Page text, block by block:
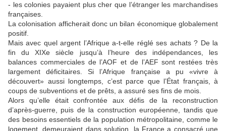
- les colonies payaient plus cher que l’étranger les marchandises
françaises.
La colonisation afficherait donc un bilan économique globalement
positif.
Mais avec quel argent l’Afrique a-t-elle réglé ses achats ? De la
fin du XIXe siècle jusqu’à l’heure des indépendances, les
balances commerciales de l’AOF et de l’AEF sont restées très
largement déficitaires. Si l’Afrique française a pu «vivre à
découvert» aussi longtemps, c’est parce que l’État français, à
coups de subventions et de prêts, a assuré ses fins de mois.
Alors qu’elle était confrontée aux défis de la reconstruction
d’après-guerre, puis de la construction européenne, tandis que
des besoins essentiels de la population métropolitaine, comme le
logement, demeuraient dans solution, la France a consacré une